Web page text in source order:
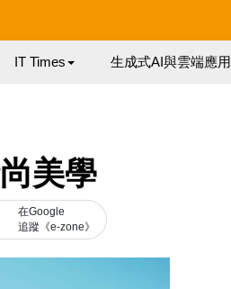
IT Times 生成式AI與雲端應用
美學
在Google
追蹤《e-zone》